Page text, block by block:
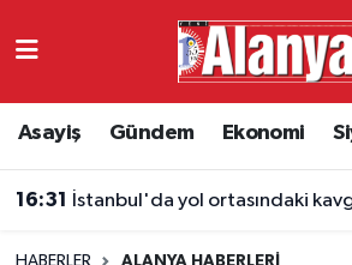
Asayiş Gündem Ekonomi
16:31 İstanbul'da yol ortasındaki
HABERLER ALANYA HABERLERI
Ekonomi
Antalya Namaz Vakitleri